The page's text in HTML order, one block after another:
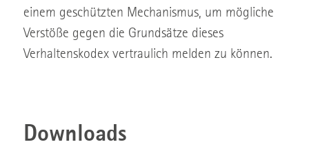
einem geschützten Mechanismus, um mögliche
Verstöße gegen die Grundsätze dieses
Verhaltenskodex vertraulich melden zu können.
Downloads